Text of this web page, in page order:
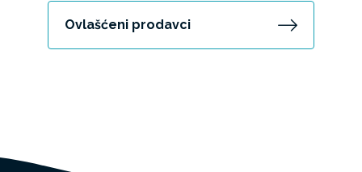
Ovlašćeni prodavci